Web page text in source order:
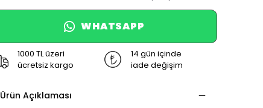
WHATSAPP
1000 TL üzeri
ücretsiz kargo
14 gün içinde
iade değişim
Ürün Açıklaması